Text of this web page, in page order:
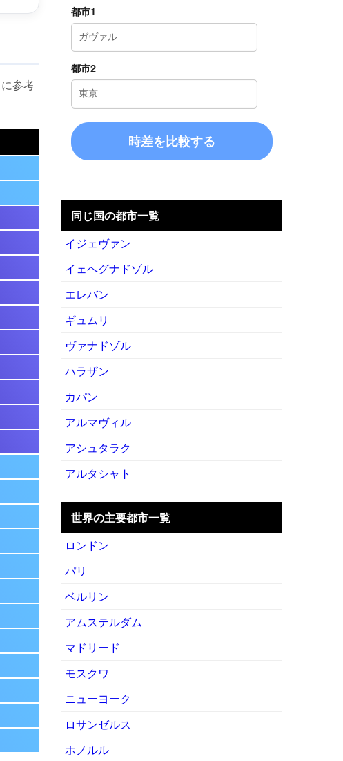
参考
都市1
都市2
時差を比較する
同じ国の都市一覧
イジェヴァン
イェヘグナドゾル
エレバン
ギュムリ
ヴァナドゾル
ハラザン
カパン
アルマヴィル
アシュタラク
アルタシャト
世界の主要都市一覧
ロンドン
パリ
ベルリン
アムステルダム
マドリード
モスクワ
ニューヨーク
ロサンゼルス
ホノルル